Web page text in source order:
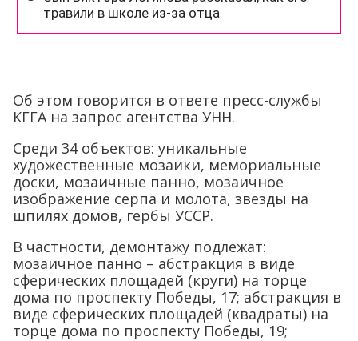
Об этом говорится в ответе пресс-службы
КГГА на запрос агентства УНН.
Среди 34 объектов: уникальные
художественные мозаики, мемориальные
доски, мозаичные панно, мозаичное
изображение серпа и молота, звезды на
шпилях домов, гербы УССР.
В частности, демонтажу подлежат:
мозаичное панно – абстракция в виде
сферических площадей (круги) на торце
дома по проспекту Победы, 17; абстракция в
виде сферических площадей (квадраты) на
торце дома по проспекту Победы, 19;